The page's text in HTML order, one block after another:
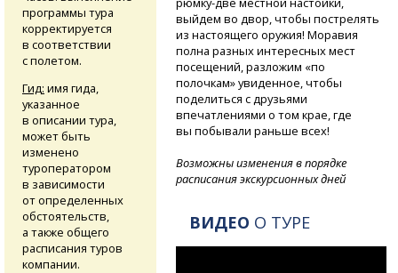
выйдем во двор, чтобы пострелять
из настоящего оружия! Моравия
полна разных интересных мест
посещений, разложим «по
полочкам» увиденное, чтобы
поделиться с друзьями
впечатлениями о том крае, где
вы побывали раньше всех!
Возможны изменения в порядке
расписания экскурсионных дней
ВИДЕО О ТУРЕ
программы тура
корректируется
в соответствии
с полетом.
Гид: имя гида,
указанное
в описании тура,
может быть
изменено
туроператором
в зависимости
от определенных
обстоятельств,
а также общего
расписания туров
компании.